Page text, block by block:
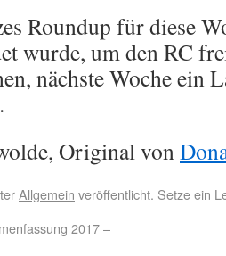
Roundup für diese
wurde, um den RC
nächste Woche ein
Original von
Allgemein veröffentlicht. Setze ein
2017 –